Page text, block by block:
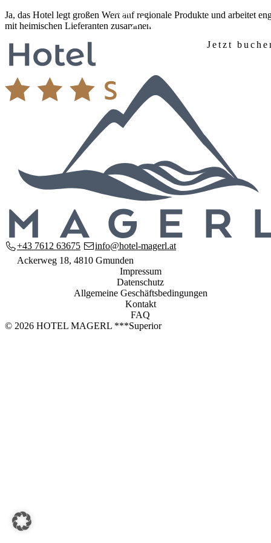
Zum
Inhalt
Startseite
Hotel
Unser Haus
Zimmer & Preise
Anreise & Lage
Anfrage
Seminare
Seminarräume
Ausstattung & Technik
Anfrage
Salzkammergut entdecken
Wandern & Natur
Familienurlaub
Kontakt
Jetzt buchen
HOTEL MAGERL ***Superior
Ackerweg 18
4810 Gmunden
Jetzt
Ja, das Hotel legt großen Wert aufregionale Produkte und arbeitet
mit heimischen Lieferanten zusammen.
+43 7612 63675
info@hotel-magerl.at
Ackerweg 18, 4810 Gmunden
Impressum
Datenschutz
Allgemeine Geschäftsbedingungen
Kontakt
FAQ
© 2026 HOTEL MAGERL ***Superior